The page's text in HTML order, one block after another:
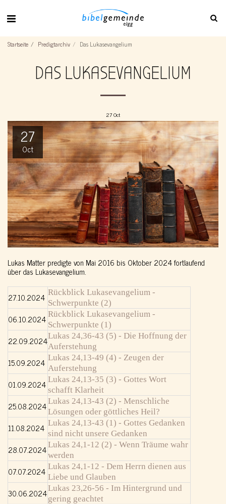
Startseite Predigtarchiv Das Lukasevangelium
DAS LUKASEVANGELIUM
27Oct
27
Oct
Lukas Matter predigte von Mai 2016 bis Oktober 2024 fortlaufend
über das Lukasevangelium.
27.10.2024 Rückblick Lukasevangelium -
Schwerpunkte (2)
06.10.2024 Rückblick Lukasevangelium -
Schwerpunkte (1)
22.09.2024Lukas 24,36-43 (5) - Die Hoffnung der
Auferstehung
15.09.2024 Lukas 24,13-49 (4) - Zeugen der
Auferstehung
01.09.2024 Lukas 24,13-35 (3) - Gottes Wort
schafft Klarheit
25.08.2024Lukas 24,13-43 (2) - Menschliche
Lösungen oder göttliches Heil?
11.08.2024 Lukas 24,13-43 (1) - Gottes Gedanken
sind nicht unsere Gedanken
28.07.2024Lukas 24,1-12 (2) - Wenn Träume wahr
werden
07.07.2024 Lukas 24,1-12 - Dem Herrn dienen aus
Liebe und Glauben
30.06.2024Lukas 23,26-56 - Im Hintergrund und
gering geachtet